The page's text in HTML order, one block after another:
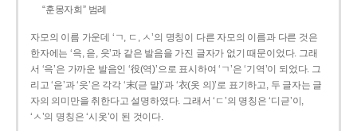
“훈몽자회” 범례
자모의 이름 가운데 ‘ㄱ, ㄷ, ㅅ’의 명칭이 다른 자모의 이름과 다른 것은
한자에는 ‘윽, 읃, 읏’과 같은 발음을 가진 글자가 없기 때문이었다. 그래
서 ‘윽’은 가까운 발음인 ‘役(역)’으로 표시하여 ‘ㄱ’은 ‘기역’이 되었다. 그
리고 ‘읃’과 ‘읏’은 각각 ‘末(귿 말)’과 ‘衣(옷 의)’로 표기하고, 두 글자는 글
자의 의미만을 취한다고 설명하였다. 그래서 ‘ㄷ’의 명칭은 ‘디귿’이,
‘ㅅ’의 명칭은 ‘시옷’이 된 것이다.